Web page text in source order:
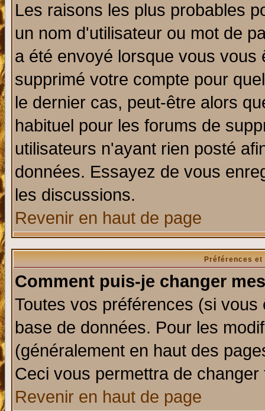
Les raisons les plus probables
un nom d'utilisateur ou mot de
a été envoyé lorsque vous
supprimé votre compte pour
le dernier cas, peut-être alors
habituel pour les forums de
utilisateurs n'ayant rien posté
données. Essayez de vous
les discussions.
Revenir en haut de page
Préférences
Comment puis-je changer
Toutes vos préférences (si
base de données. Pour les
(généralement en haut des
Ceci vous permettra de
Revenir en haut de page